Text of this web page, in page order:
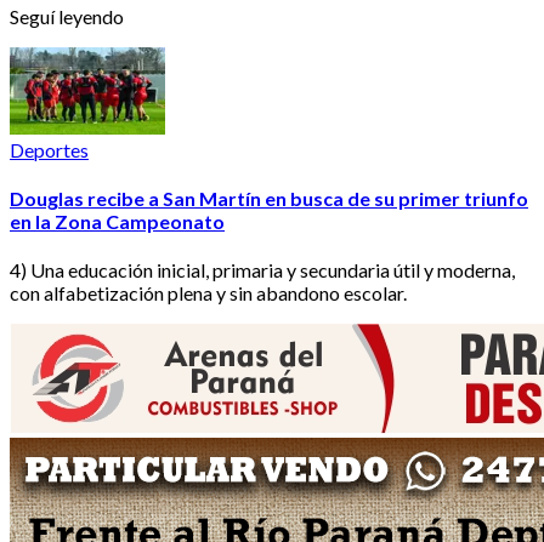
Seguí leyendo
Deportes
Douglas recibe a San Martín en busca de su primer triunfo
en la Zona Campeonato
4) Una educación inicial, primaria y secundaria útil y moderna,
con alfabetización plena y sin abandono escolar.